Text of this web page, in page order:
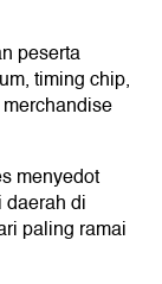
peserta
timing chip,
menyedot
di
paling ramai